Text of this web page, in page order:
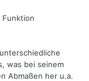
Funktion
was bei seinem
Abmaßen her u.a.